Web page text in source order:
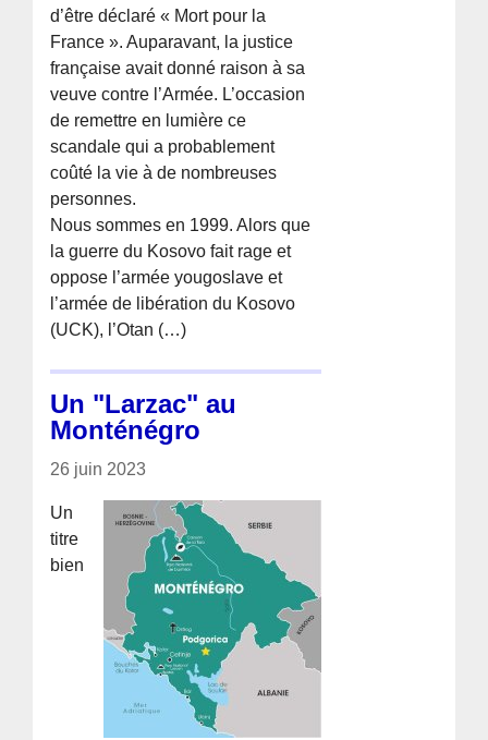
d’être déclaré « Mort pour la
France ». Auparavant, la justice
française avait donné raison à sa
veuve contre l’Armée. L’occasion
de remettre en lumière ce
scandale qui a probablement
coûté la vie à de nombreuses
personnes.
Nous sommes en 1999. Alors que
la guerre du Kosovo fait rage et
oppose l’armée yougoslave et
l’armée de libération du Kosovo
(UCK), l’Otan (…)
Un "Larzac" au
Monténégro
26 juin 2023
Un
titre
bien